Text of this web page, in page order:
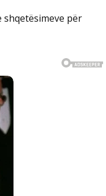
shqetësimeve për